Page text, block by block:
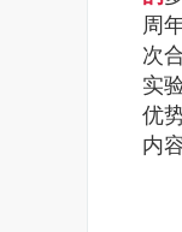
周
次
实
优
内